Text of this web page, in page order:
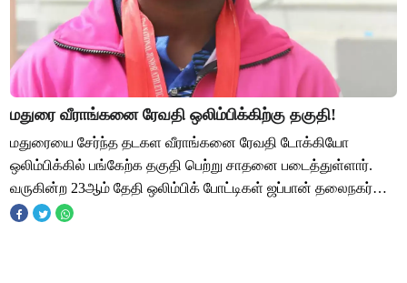
மதுரை வீராங்கனை ரேவதி ஒலிம்பிக்கிற்கு தகுதி!
மதுரையை சேர்ந்த தடகள வீராங்கனை ரேவதி டோக்கியோ
ஒலிம்பிக்கில் பங்கேற்க தகுதி பெற்று சாதனை படைத்துள்ளார்.
வருகின்ற 23ஆம் தேதி ஒலிம்பிக் போட்டிகள் ஜப்பான் தலைநகர்
டோக்கியோவில் தொடங்க உள்ளன. இதில் நூற்றுக